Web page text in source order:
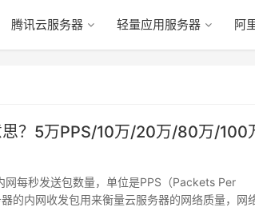
腾讯云服务器 轻量应用服务器 阿
思？5万PPS/10万/20万/80万/100
网每秒发送包数量，单位是PPS（Packets Per
的内网收发包用来衡量云服务器的网络质量，网